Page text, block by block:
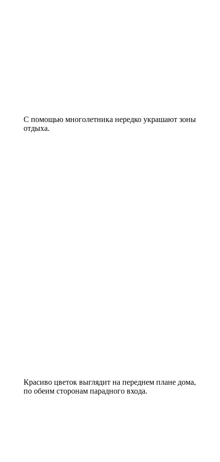
С помощью многолетника нередко украшают зоны
отдыха.
Красиво цветок выглядит на переднем плане дома,
по обеим сторонам парадного входа.